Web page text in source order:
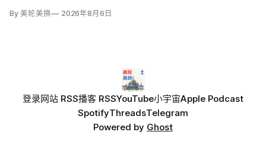
By 美轮美换 2026年8月6日
登录网站 RSS播客 RSSYouTube小宇宙Apple Podcast
SpotifyThreadsTelegram
Powered by Ghost